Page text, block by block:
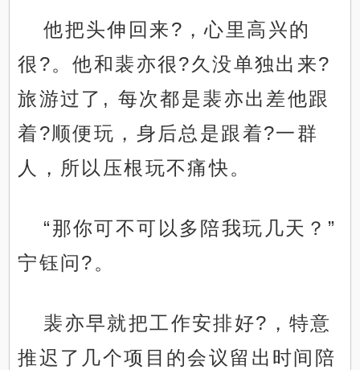
他把头伸回来?，心里高兴的
很?。他和裴亦很?久没单独出来?
旅游过了, 每次都是裴亦出差他跟
着?顺便玩，身后总是跟着?一群
人，所以压根玩不痛快。
“那你可不可以多陪我玩几天？”
宁钰问?。
裴亦早就把工作安排好?，特意
推迟了几个项目的会议留出时间陪